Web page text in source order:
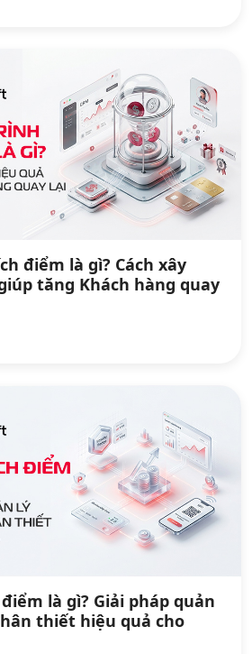
điểm là gì? Cách xây
tăng Khách hàng quay
là gì? Giải pháp quản
thiết hiệu quả cho